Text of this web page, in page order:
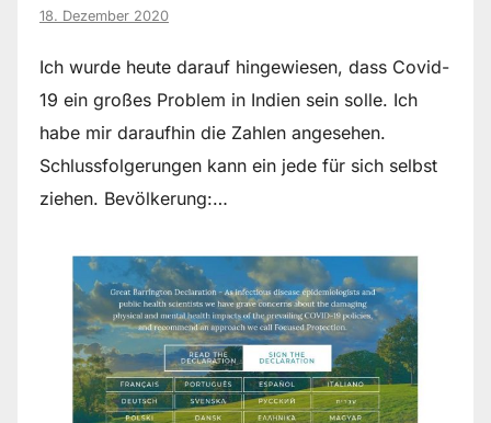
18. Dezember 2020
Ich wurde heute darauf hingewiesen, dass Covid-
19 ein großes Problem in Indien sein solle. Ich
habe mir daraufhin die Zahlen angesehen.
Schlussfolgerungen kann ein jede für sich selbst
ziehen. Bevölkerung:…